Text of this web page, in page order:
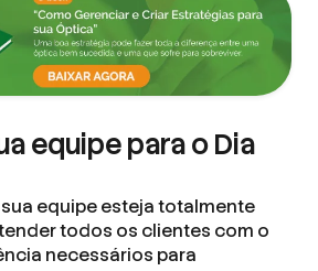
equipe para o Dia
equipe esteja totalmente
todos os clientes com o
necessários para